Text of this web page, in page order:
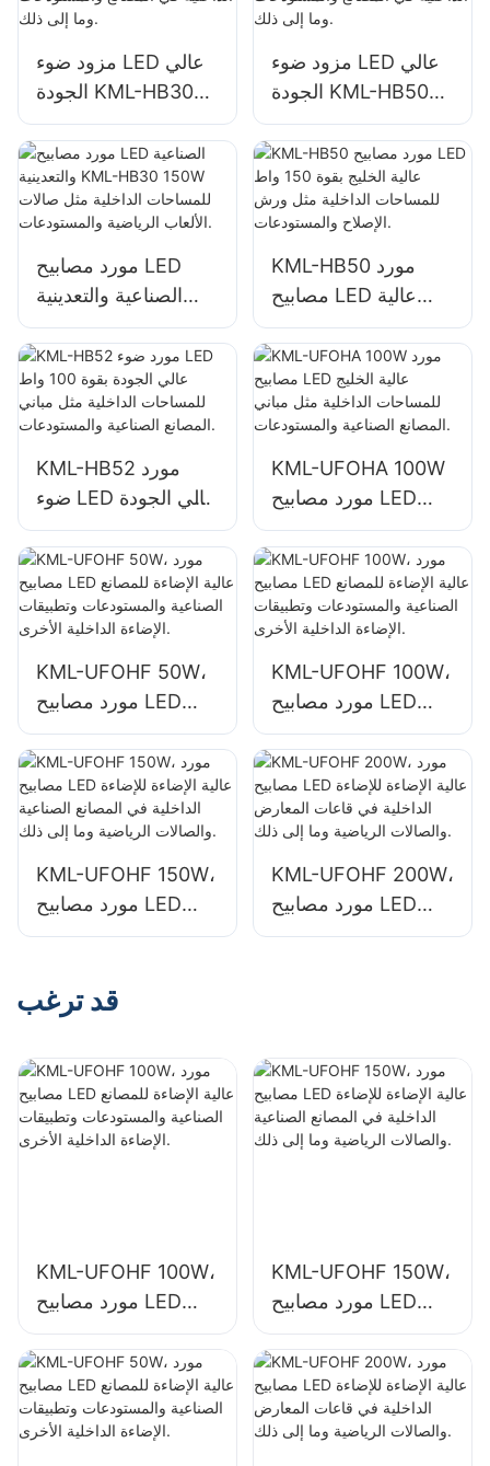
ذلك.
مزود ضوء LED عالي
الجودة KML-HB30
100W للإضاءة الداخلية
في المصانع
والمستودعات وما إلى
ذلك.
مزود ضوء LED عالي
الجودة KML-HB50
100W للإضاءة الداخلية
في المصانع
والمستودعات وما إلى
ذلك.
مورد مصابيح LED
الصناعية والتعدينية
KML-HB30 150W
للمساحات الداخلية
مثل صالات الألعاب
الرياضية
KML-HB50 مورد
مصابيح LED عالية
الخليج بقوة 150 واط
للمساحات الداخلية
مثل ورش الإصلاح
والمستودعات.
KML-HB52 مورد
ضوء LED عالي الجودة
بقوة 100 واط
للمساحات الداخلية
مثل مباني المصانع
الصناعية
KML-UFOHA 100W
مورد مصابيح LED
عالية الخليج للمساحات
الداخلية مثل مباني
المصانع الصناعية
والمستودعات.
KML-UFOHF 50W،
مورد مصابيح LED
عالية الإضاءة للمصانع
الصناعية والمستودعات
وتطبيقات الإضاءة
الداخلية الأخرى.
KML-UFOHF 100W،
مورد مصابيح LED
عالية الإضاءة للمصانع
الصناعية والمستودعات
وتطبيقات الإضاءة
الداخلية الأخرى.
KML-UFOHF 150W،
مورد مصابيح LED
عالية الإضاءة للإضاءة
الصناعية والصالات
KML-UFOHF 200W،
مورد مصابيح LED
عالية الإضاءة للإضاءة
قد ترغب
KML-UFOHF 100W،
مورد مصابيح LED
عالية الإضاءة للمصانع
الصناعية والمستودعات
وتطبيقات الإضاءة
الداخلية الأخرى.
KML-UFOHF 150W،
مورد مصابيح LED
عالية الإضاءة للإضاءة
الداخلية في المصانع
الصناعية والصالات
الرياضية وما إلى ذلك.